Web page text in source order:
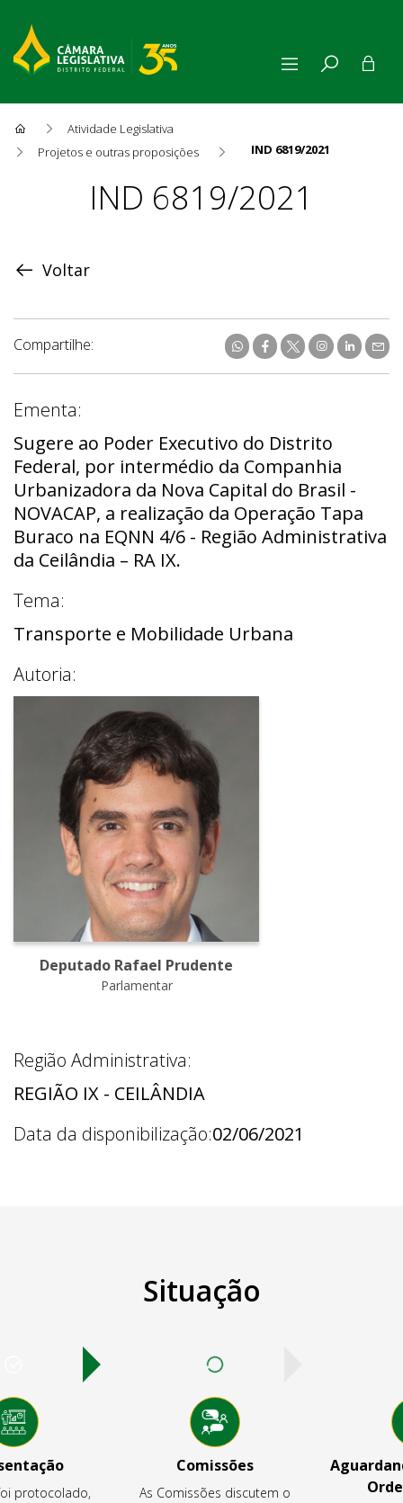
Atividade Legislativa
Projetos e outras proposições
IND 6819/2021
ProposiçãoIND 6819/2021
Voltar
Compartilhe:
Ementa:
Sugere ao Poder Executivo do Distrito
Federal, por intermédio da Companhia
Urbanizadora da Nova Capital do Brasil -
NOVACAP, a realização da Operação Tapa
Buraco na EQNN 4/6 - Região Administrativa
da Ceilândia – RA IX.
Tema:
Transporte e Mobilidade Urbana
Autoria:
Deputado Rafael Prudente
Parlamentar
Região Administrativa:
REGIÃO IX - CEILÂNDIA
Data da disponibilização:02/06/2021
Situação
protocolado,
Comissões
As Comissões discutem o